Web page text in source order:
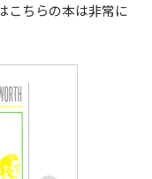
こちらの本は非常に